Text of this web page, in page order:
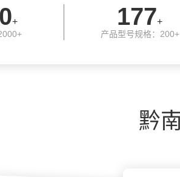
+ 200+
产品型号规格：200+
黔